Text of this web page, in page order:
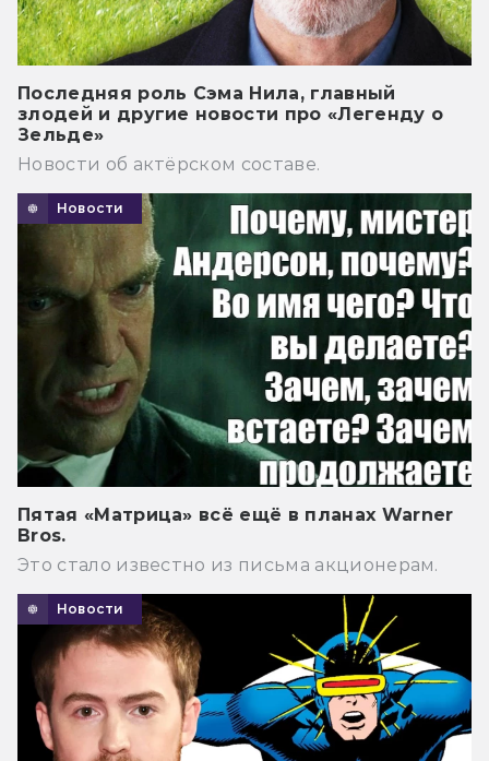
Последняя роль Сэма Нила, главный
злодей и другие новости про «Легенду о
Зельде»
Новости об актёрском составе.
Новости
Пятая «Матрица» всё ещё в планах Warner
Bros.
Это стало известно из письма акционерам.
Новости